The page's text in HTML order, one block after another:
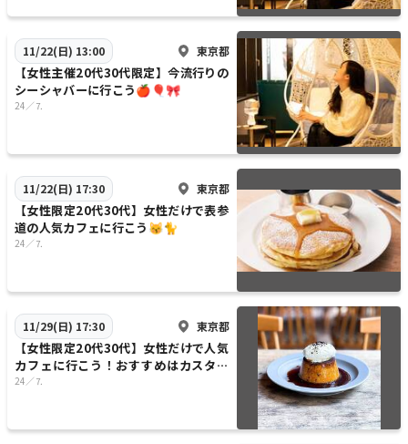
11/22(日) 13:00 東京都
【女性主催20代30代限定】今流行りの
シーシャバーに行こう🍎🎈🎀
24／⒎
11/22(日) 17:30 東京都
【女性限定20代30代】女性だけで表参
道の人気カフェに行こう😽🐈
24／⒎
11/29(日) 17:30 東京都
【女性限定20代30代】女性だけで人気
カフェに行こう！おすすめはカスター
ドプリン🌹🍒
24／⒎